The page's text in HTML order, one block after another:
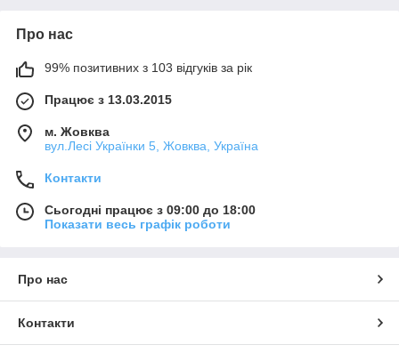
Про нас
99% позитивних з 103 відгуків за рік
Працює з 13.03.2015
м. Жовква
вул.Лесі Українки 5, Жовква, Україна
Контакти
Сьогодні працює з 09:00 до 18:00
Показати весь графік роботи
Про нас
Контакти